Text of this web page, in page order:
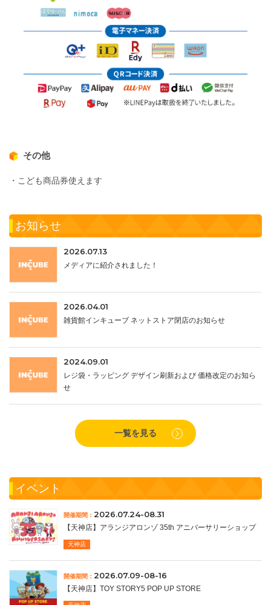
その他
・こども商品券使えます
お知らせ
2026.07.13
メディアに紹介されました！
2026.04.01
雑貨館インキューブ ネットストア閉店のお知らせ
2024.09.01
レジ袋・ラッピング デザイン刷新および 価格改定のお知ら
せ
一覧を見る
イベント
開催期間： 2026.07.24-08.31
【天神店】アランジアロンゾ 35th アニバーサリーショップ
天神店
開催期間： 2026.07.09-08-16
【天神店】TOY STORY5 POP UP STORE